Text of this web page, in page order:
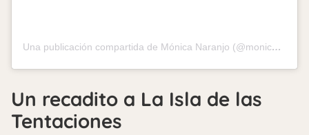
Una publicación compartida de Mónica Naranjo (@monicanaranjo)
Un recadito a La Isla de las
Tentaciones